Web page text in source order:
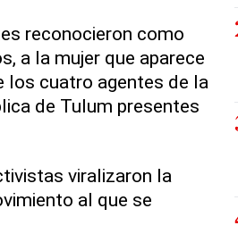
reconocieron como
a la mujer que aparece
los cuatro agentes de la
de Tulum presentes
viralizaron la
al que se